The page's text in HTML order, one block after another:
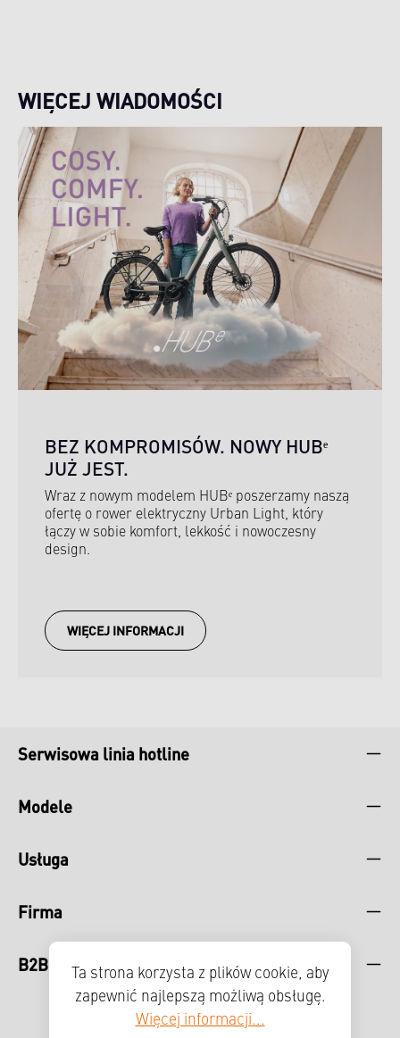
WIĘCEJ WIADOMOŚCI
BEZ KOMPROMISÓW. NOWY HUBᵉ
JUŻ JEST.
Wraz z nowym modelem HUBᵉ poszerzamy naszą
ofertę o rower elektryczny Urban Light, który
łączy w sobie komfort, lekkość i nowoczesny
design.
WIĘCEJ INFORMACJI
Serwisowa linia hotline
Modele
Usługa
Firma
B2B
Ta strona korzysta z plików cookie, aby
zapewnić najlepszą możliwą obsługę.
Więcej informacji...